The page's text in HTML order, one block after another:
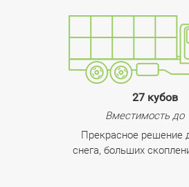
27 кубов
Вместимость до
Прекрасное решение
снега, больших